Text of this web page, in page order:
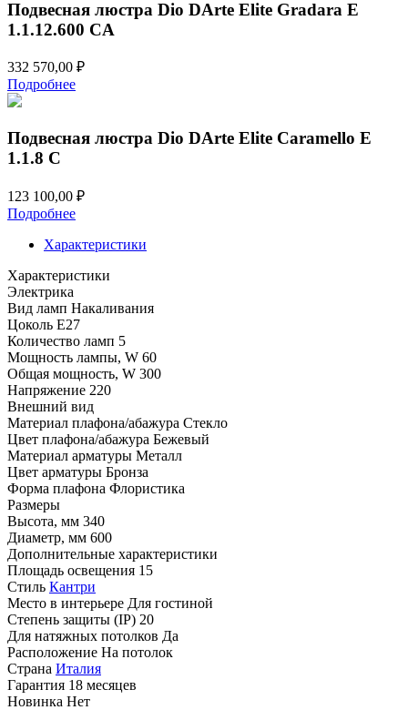
Подвесная люстра Dio DArte Elite Gradara E
1.1.12.600 CA
332 570,00 ₽
Подробнее
Подвесная люстра Dio DArte Elite Caramello E
1.1.8 C
123 100,00 ₽
Подробнее
Характеристики
Характеристики
Электрика
Вид ламп Накаливания
Цоколь E27
Количество ламп 5
Мощность лампы, W 60
Общая мощность, W 300
Напряжение 220
Внешний вид
Материал плафона/абажура Стекло
Цвет плафона/абажура Бежевый
Материал арматуры Металл
Цвет арматуры Бронза
Форма плафона Флористика
Размеры
Высота, мм 340
Диаметр, мм 600
Дополнительные характеристики
Площадь освещения 15
Стиль Кантри
Место в интерьере Для гостиной
Степень защиты (IP) 20
Для натяжных потолков Да
Расположение На потолок
Страна Италия
Гарантия 18 месяцев
Новинка Нет